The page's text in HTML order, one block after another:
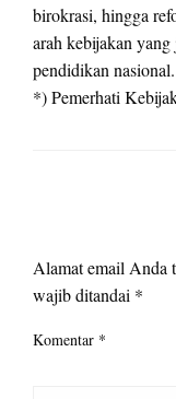
birokrasi, hingga
arah kebijakan
pendidikan nasional.
*) Pemerhati
Alamat email Anda
wajib ditandai *
Komentar *